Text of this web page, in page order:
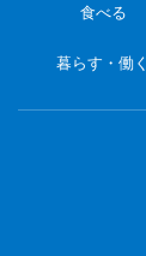
食べる
暮らす・働く